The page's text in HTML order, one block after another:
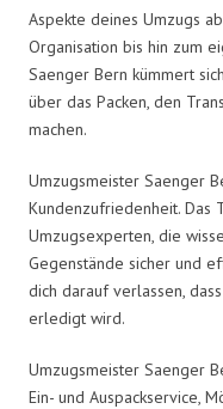
Aspekte deines Umzugs
Organisation bis hin zum
Saenger Bern kümmert
über das Packen, den
machen.
Umzugsmeister Saenger
Kundenzufriedenheit. Das
Umzugsexperten, die
Gegenstände sicher und
dich darauf verlassen,
erledigt wird.
Umzugsmeister Saenger
Ein- und Auspackservice,